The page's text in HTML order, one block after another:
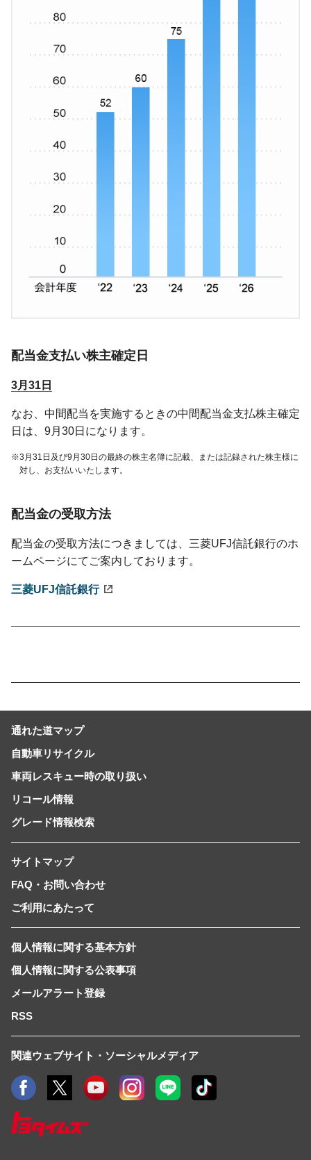
配当金支払い株主確定日
3月31日
なお、中間配当を実施するときの中間配当金支払株主確定
日は、9月30日になります。
3月31日及び9月30日の最終の株主名簿に記載、または記録された株主様に
対し、お支払いいたします。
配当金の受取方法
配当金の受取方法につきましては、三菱UFJ信託銀行のホ
ームページにてご案内しております。
三菱UFJ信託銀行
通れた道マップ
自動車リサイクル
車両レスキュー時の取り扱い
リコール情報
グレード情報検索
サイトマップ
FAQ・お問い合わせ
ご利用にあたって
個人情報に関する基本方針
個人情報に関する公表事項
メールアラート登録
RSS
関連ウェブサイト・ソーシャルメディア